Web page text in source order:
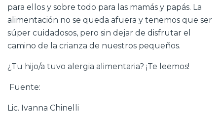
para ellos y sobre todo para las mamás y papás. La
alimentación no se queda afuera y tenemos que ser
súper cuidadosos, pero sin dejar de disfrutar el
camino de la crianza de nuestros pequeños.
¿Tu hijo/a tuvo alergia alimentaria? ¡Te leemos!
Fuente:
Lic. Ivanna Chinelli